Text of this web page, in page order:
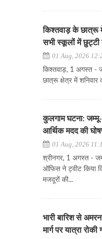
किश्तवाड़ के छात्रू
सभी स्कूलों में
01 Aug, 2026
किश्तवाड़, 1 अगस्त -
छात्रू क्षेत्र में शनिवार
कुलगाम घटना:
आर्थिक मदद की
01 Aug, 2026
श्रीनगर, 1 अगस्त -
ऑफिस ने ट्वीट किया
मजदूरों की...
भारी बारिश से
मार्ग पर यात्रा रोकी